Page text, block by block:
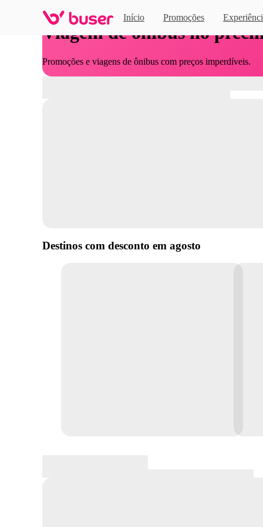
Início Promoções
Viagem de ônibus no
Promoções e viagens de ônibus com preços imperdíveis.
Destinos com desconto em agosto